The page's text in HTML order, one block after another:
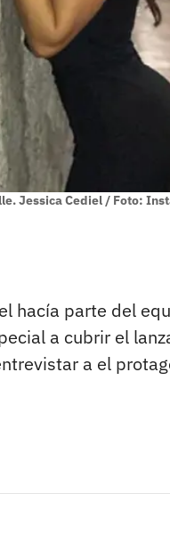
Jessica Cediel / Foto:
hacía parte del
a cubrir el
a el